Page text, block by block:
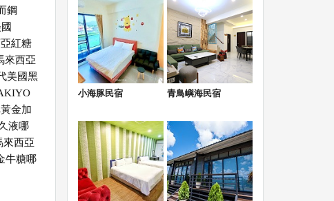
鋼
紅糖
來西亞
美國黑
金加
液哪
來西亞
牛糖哪
小海豚民宿 青鳥嶼海民宿